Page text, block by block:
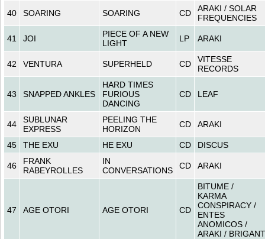
40 SOARING SOARING CD
ARAKI / SOLAR
FREQUENCIES
41 JOI
PIECE OF A NEW
LIGHT
LP ARAKI
42 VENTURA SUPERHELD CD
VITESSE
RECORDS
43 SNAPPED ANKLES
HARD TIMES
FURIOUS
DANCING
CD LEAF
44
SUBLUNAR
EXPRESS
PEELING THE
HORIZON
CD ARAKI
45 THE EXU HE EXU CD DISCUS
46
FRANK
RABEYROLLES
IN
CONVERSATIONS
CD ARAKI
47 AGE OTORI AGE OTORI CD
BITUME /
KARMA
CONSPIRACY /
ENTES
ANOMICOS /
ARAKI /